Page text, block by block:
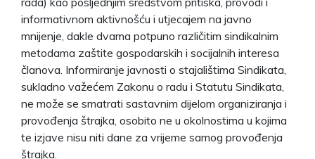
informativnom aktivnošću i utjecajem na javno
mnijenje, dakle dvama potpuno različitim sindikalnim
metodama zaštite gospodarskih i socijalnih interesa
članova. Informiranje javnosti o stajalištima Sindikata,
sukladno važećem Zakonu o radu i Statutu Sindikata,
ne može se smatrati sastavnim dijelom organiziranja i
provođenja štrajka, osobito ne u okolnostima u kojima
te izjave nisu niti dane za vrijeme samog provođenja
štrajka.